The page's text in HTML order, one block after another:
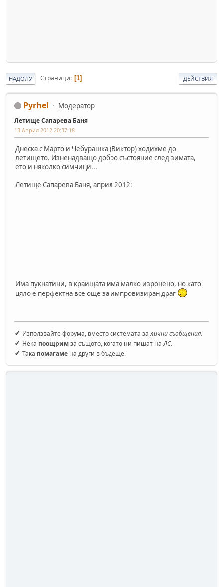
НАДОЛУ Страници 1 ДЕЙСТВИЯ
Pyrhel Модератор
Летище Сапарева Баня
13 Април 2012 20:37:18
Днеска с Марто и Чебурашка (Виктор) ходихме до
летището. Изненадващо добро състояние след зимата,
ето и няколко симчици...
Летище Сапарева Баня, април 2012:
Има пукнатини, в краищата има малко изронено, но като
цяло е перфектна все още за импровизиран драг
✓ Използвайте форума, вместо системата залични съобщения.
✓ Нека поощримза същото, когато ни пишат наЛС.
✓ Така помагаме на други в бъдеще.